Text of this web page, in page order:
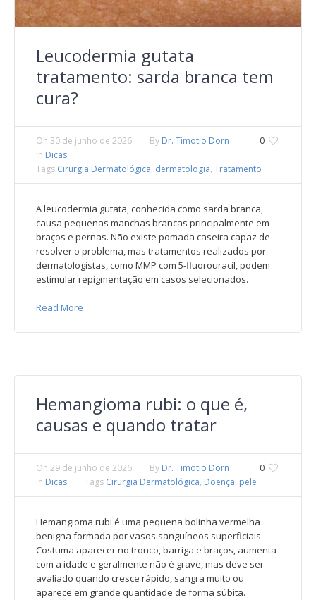
Leucodermia gutata
tratamento: sarda branca tem
cura?
0
On 30 de junho de 2026 By Dr. Timotio Dorn
In Dicas
Tags Cirurgia Dermatológica, dermatologia, Tratamento
A leucodermia gutata, conhecida como sarda branca,
causa pequenas manchas brancas principalmente em
braços e pernas. Não existe pomada caseira capaz de
resolver o problema, mas tratamentos realizados por
dermatologistas, como MMP com 5-fluorouracil, podem
estimular repigmentação em casos selecionados.
Read More
Hemangioma rubi: o que é,
causas e quando tratar
0
On 29 de junho de 2026 By Dr. Timotio Dorn
In Dicas Tags Cirurgia Dermatológica, Doença, pele
Hemangioma rubi é uma pequena bolinha vermelha
benigna formada por vasos sanguíneos superficiais.
Costuma aparecer no tronco, barriga e braços, aumenta
com a idade e geralmente não é grave, mas deve ser
avaliado quando cresce rápido, sangra muito ou
aparece em grande quantidade de forma súbita.